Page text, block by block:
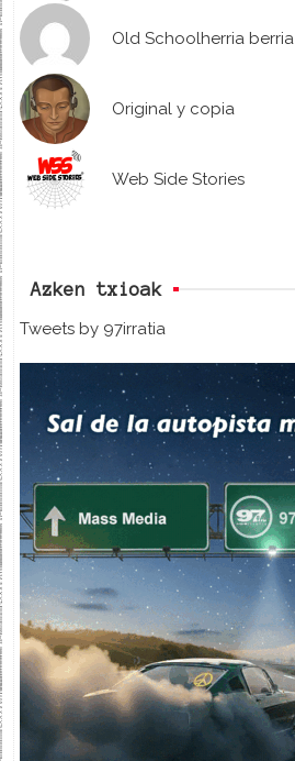
Old Schoolherria berria
Original y copia
Web Side Stories
Azken txioak
Tweets by 97irratia